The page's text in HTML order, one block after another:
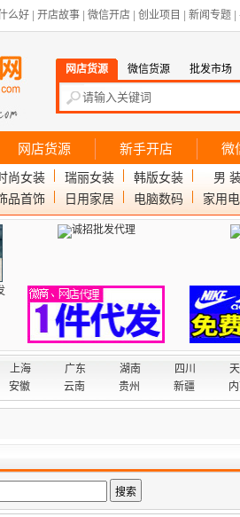
么好 开店故事 微信开店 创业项目 新闻专题
网店货源 微信货源 批发市场
网店货源 新手开店
微
尚女装 瑞丽女装 韩版女装
男
品首饰 日用家居 电脑数码 家用
上海 广东 湖南 四川
安徽 云南 贵州 新疆